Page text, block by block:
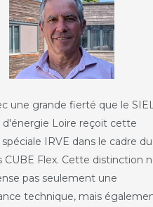
une grande fierté que le
d'énergie Loire reçoit cette
IRVE dans le cadre du
CUBE Flex. Cette distinction
pas seulement une
technique, mais